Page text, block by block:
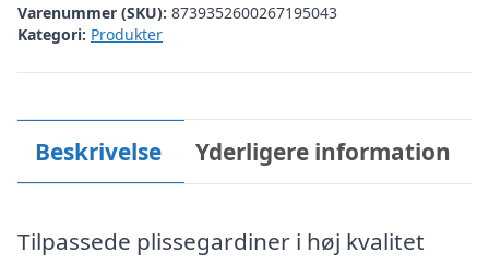
Varenummer (SKU): 8739352600267195043
Kategori: Produkter
Beskrivelse Yderligere information
Tilpassede plissegardiner i høj kvalitet